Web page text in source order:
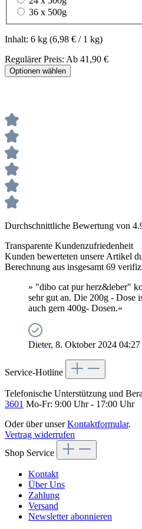
36 x 500g
Inhalt: 6 kg (6,98 € / 1 kg)
Regulärer Preis: Ab 41,90 €
Optionen wählen
Durchschnittliche Bewertung von
Transparente Kundenzufriedenheit
Kunden bewerteten unsere Artikel
Berechnung aus insgesamt 69
» "dibo cat pur herz&leber"
sehr gut an. Die 200g - Dose
auch gern 400g- Dosen.«
Dieter, 8. Oktober 2024 04:27
Service-Hotline
Telefonische Unterstützung und
3601 Mo-Fr: 9:00 Uhr - 17:00 Uhr
Oder über unserKontaktformular.
Vertrag widerrufen
Shop Service
Kontakt
Über Uns
Zahlung
Versand
Newsletter abonnieren